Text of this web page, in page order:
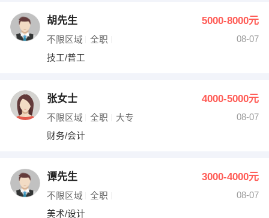
胡先生 5000-8000元
不限区域 全职
08-07
技工/普工
张女士 4000-5000元
不限区域 全职 大专
08-07
财务/会计
谭先生 3000-4000元
不限区域 全职
08-07
美术/设计